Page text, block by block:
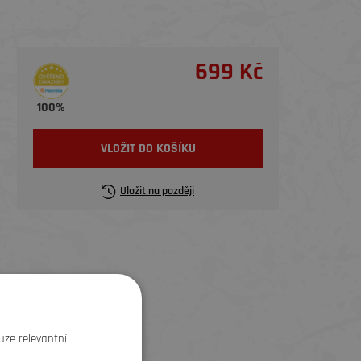
100%
699 Kč
VLOŽIT DO KOŠÍKU
Uložit na později
relevantní